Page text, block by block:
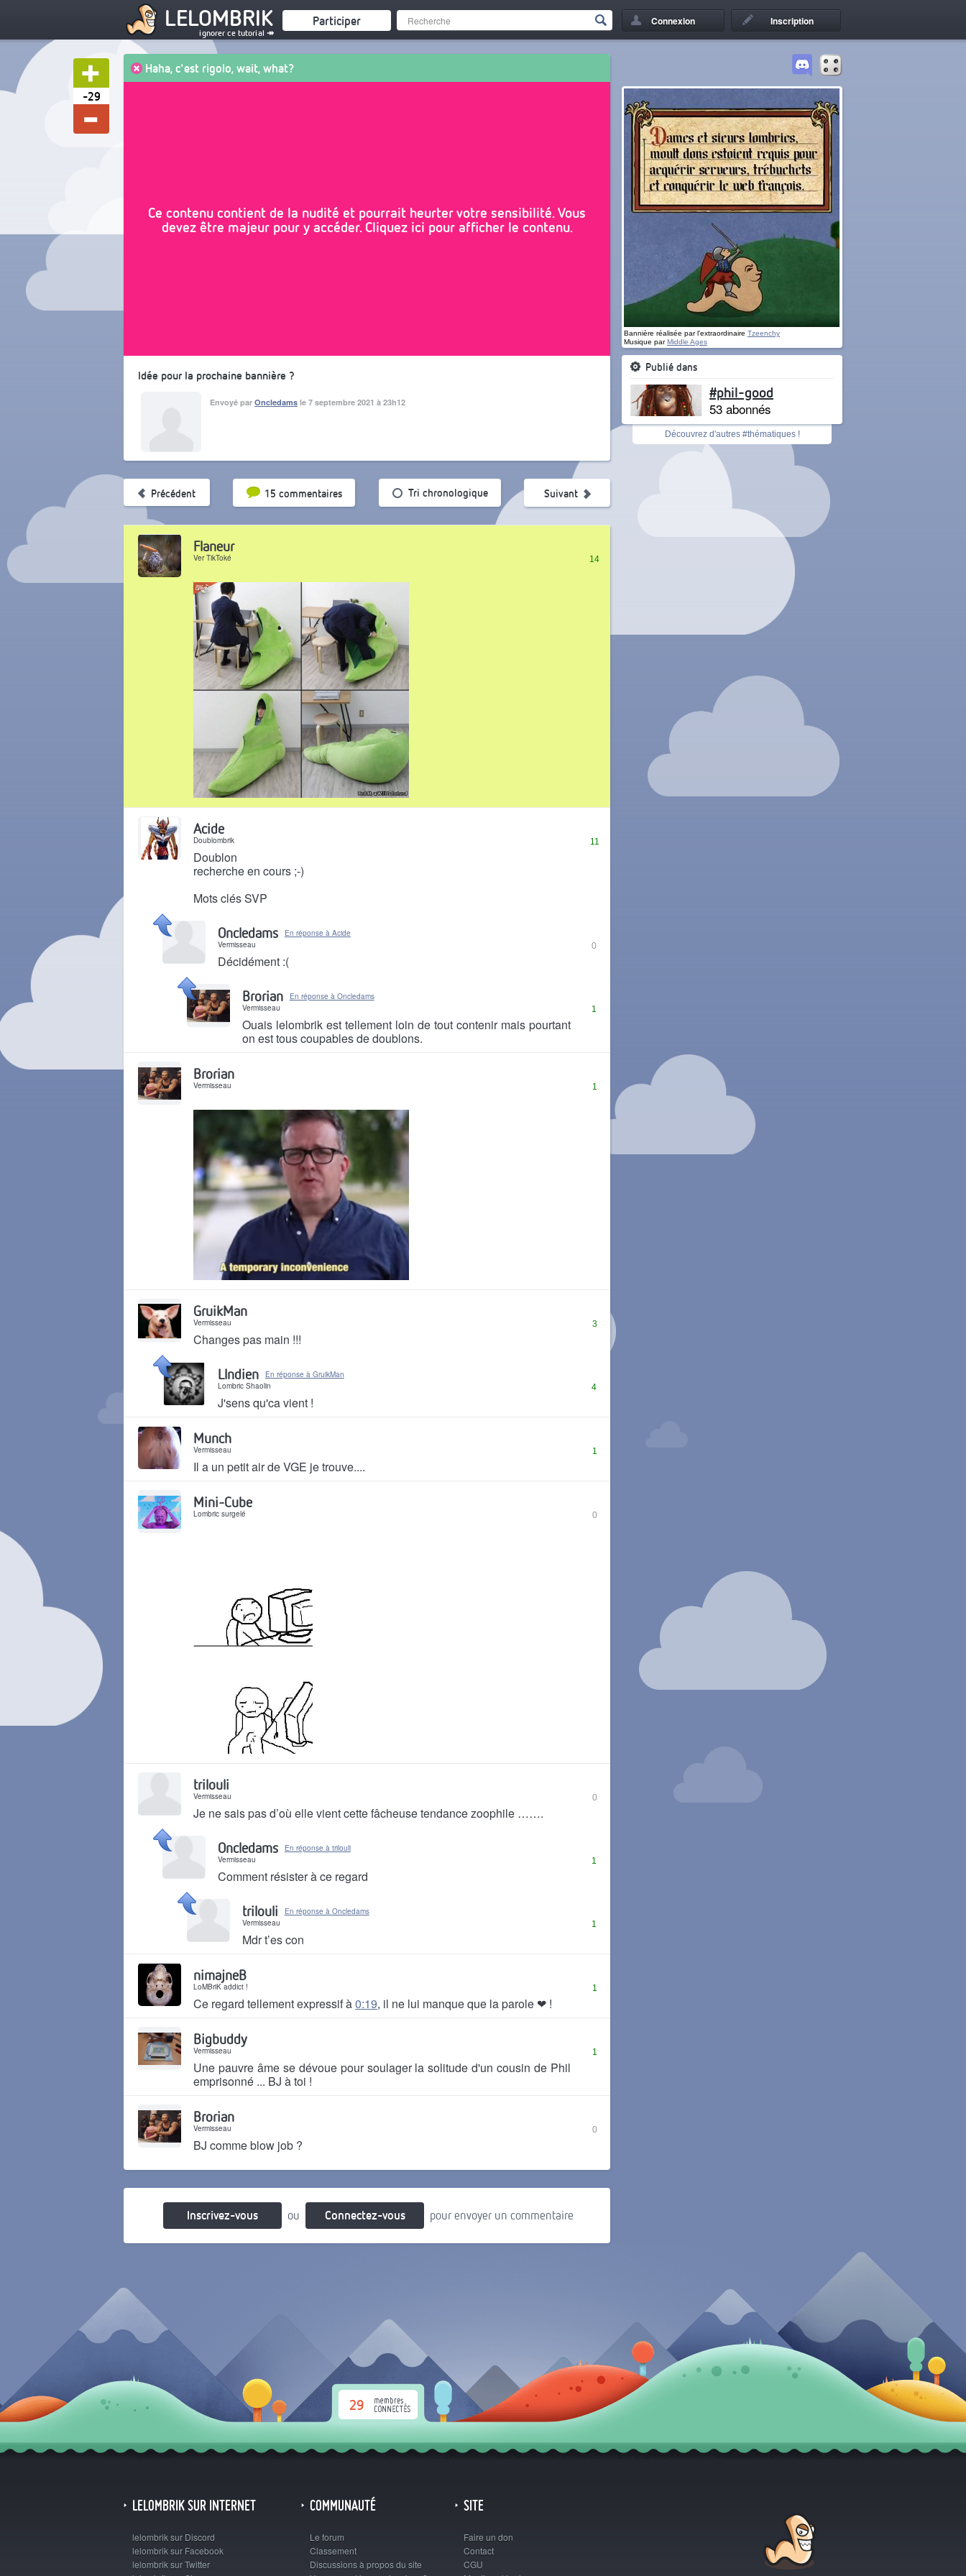
LELOMBRIK
ignorer ce tutorial ↠
Participer Connexion Inscription
-29
Haha, c'est rigolo, wait, what?
Ce contenu contient de la nudité et pourrait heurter votre sensibilité. Vous
devez être majeur pour y accéder. Cliquez ici pour afficher le contenu.
Idée pour la prochaine bannière ?
Envoyé par Oncledams le 7 septembre 2021 à 23h12
Précédent 15 commentaires
Tri par popularité Tri chronologique Suivant
14
Flaneur
Ver TikToké
11
Acide
Doublombrik
Doublon
recherche en cours ;-)
Mots clés SVP
Il y a 5 ans
0
Oncledams
En réponse à Acide
Vermisseau
Décidément :(
Il y a 5 ans
1
Brorian
En réponse à Oncledams
Vermisseau
Ouais lelombrik est tellement loin de tout contenir mais pourtant
on est tous coupables de doublons.
1
Brorian
Vermisseau
3
GruikMan
Vermisseau
Changes pas main !!!
Il y a 5 ans
4
LIndien
En réponse à GruikMan
Lombric Shaolin
J'sens qu'ca vient !
1
Munch
Vermisseau
Il a un petit air de VGE je trouve....
0
Mini-Cube
Lombric surgelé
Il y a 5 ans
0
trilouli
Vermisseau
Je ne sais pas d’où elle vient cette fâcheuse tendance zoophile …….
Il y a 5 ans
1
Oncledams
En réponse à trilouli
Vermisseau
Comment résister à ce regard
Il y a 5 ans
1
trilouli
En réponse à Oncledams
Vermisseau
Mdr t’es con
1
nimajneB
LoMBriK addict !
Ce regard tellement expressif à0:19, il ne lui manque que la parole ❤ !
1
Bigbuddy
Vermisseau
Une pauvre âme se dévoue pour soulager la solitude d'un cousin de Phil
emprisonné ... BJ à toi !
0
Brorian
Vermisseau
BJ comme blow job ?
Inscrivez-vous ou Connectez-vous pour envoyer un commentaire
Bannière réalisée par l'extraordinaire Tzeenchy
Musique parMiddle Ages
Publié dans
#phil-good
53 abonnés
Découvrez d'autres #thématiques !
29
LELOMBRIK SUR INTERNET
lelombrik sur Discord
lelombrik sur Facebook
lelombrik sur Twitter
COMMUNAUTÉ
Le forum
Classement
Discussions à propos du site
SITE
Faire un don
Contact
CGU